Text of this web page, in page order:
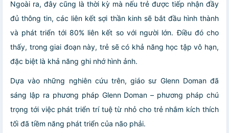
Ngoài ra, đây cũng là thời kỳ mà nếu trẻ được tiếp nhận đầy
đủ thông tin, các liên kết sợi thần kinh sẽ bắt đầu hình thành
và phát triển tới 80% liên kết so với người lớn. Điều đó cho
thấy, trong giai đoạn này, trẻ sẽ có khả năng học tập vô hạn,
đặc biệt là khả năng ghi nhớ hình ảnh.
Dựa vào những nghiên cứu trên, giáo sư Glenn Doman đã
sáng lập ra phương pháp Glenn Doman – phương pháp chú
trọng tới việc phát triển trí tuệ từ nhỏ cho trẻ nhắm kích thích
tối đã tiềm năng phát triển của não phải.